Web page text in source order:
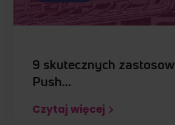
9 skutecznych
Push…
Czytaj więcej